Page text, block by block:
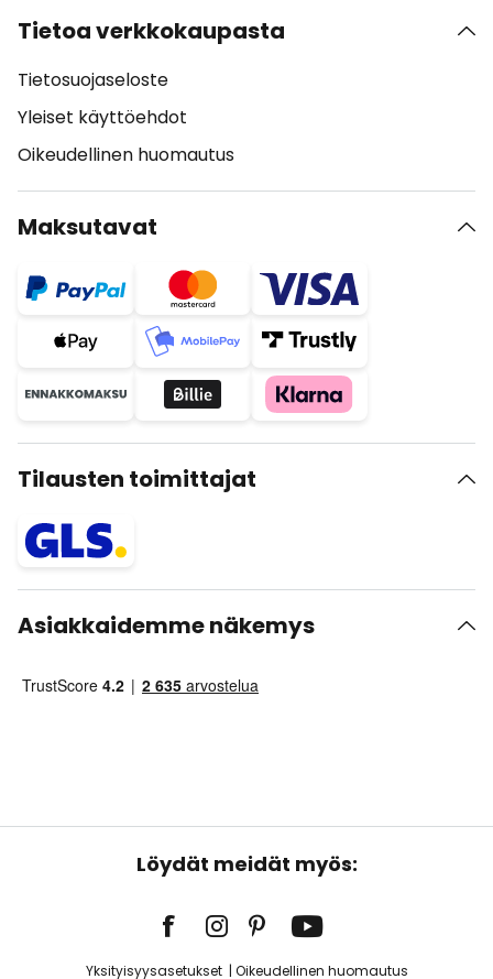
Tietoa verkkokaupasta
Tietosuojaseloste
Yleiset käyttöehdot
Oikeudellinen huomautus
Maksutavat
Tilausten toimittajat
Asiakkaidemme näkemys
Löydät meidät myös:
Yksityisyysasetukset Oikeudellinen huomautus